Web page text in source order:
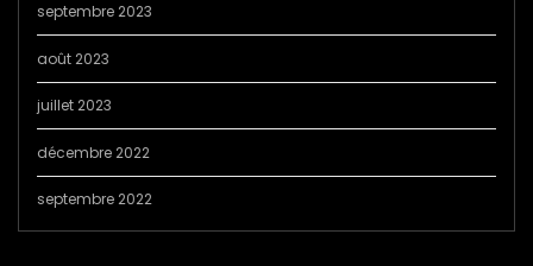
septembre 2023
août 2023
juillet 2023
décembre 2022
septembre 2022